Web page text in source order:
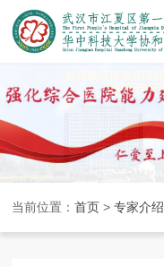
当前位置：首页 >专家介绍